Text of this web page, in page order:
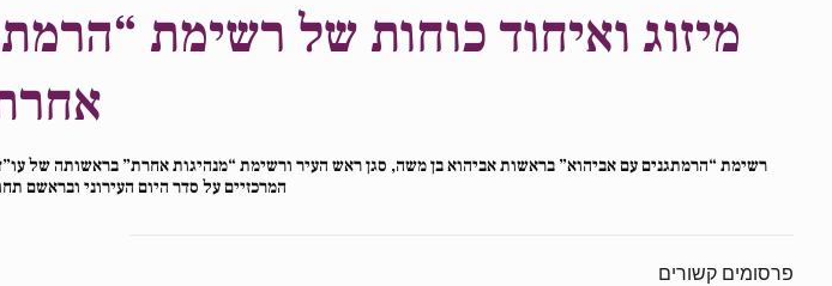
מיזוג ואיחוד כוחות של רשימת
רשימת “הרמתגנים עם אביהוא” בראשות אביהוא בן משה, סגן ראש העיר ורשימת“מנהיגות אחרת” בראשותהשל
המרכזיים על סדר היום העירוני ובראשם
פרסומים קשורים